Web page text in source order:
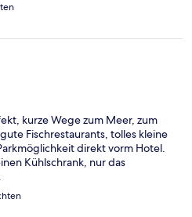
kurze Wege zum Meer, zum
Fischrestaurants, tolles kleine
direkt vorm Hotel.
Kühlschrank, nur das